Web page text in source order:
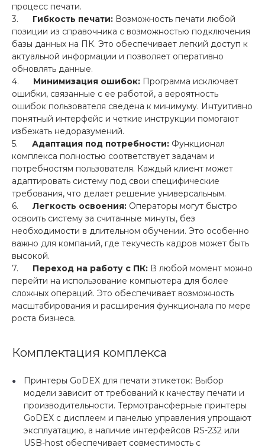
процесс печати.
3.
Гибкость печати: Возможность печати любой
позиции из справочника с возможностью подключения
базы данных на ПК. Это обеспечивает легкий доступ к
актуальной информации и позволяет оперативно
обновлять данные.
4. Минимизация ошибок: Программа исключает
ошибки, связанные с ее работой, а вероятность
ошибок пользователя сведена к минимуму. Интуитивно
понятный интерфейс и четкие инструкции помогают
избежать недоразумений.
5. Адаптация под потребности: Функционал
комплекса полностью соответствует задачам и
потребностям пользователя. Каждый клиент может
адаптировать систему под свои специфические
требования, что делает решение универсальным.
6.
Легкость освоения: Операторы могут быстро
освоить систему за считанные минуты, без
необходимости в длительном обучении. Это особенно
важно для компаний, где текучесть кадров может быть
высокой.
7. Переход на работу с ПК: В любой момент можно
перейти на использование компьютера для более
сложных операций. Это обеспечивает возможность
масштабирования и расширения функционала по мере
роста бизнеса.
Комплектация комплекса
Принтеры GoDEX для печати этикеток: Выбор
модели зависит от требований к качеству печати и
производительности. Термотрансферные принтеры
GoDEX с дисплеем и панелью управления упрощают
эксплуатацию, а наличие интерфейсов RS-232 или
USB-host обеспечивает совместимость с